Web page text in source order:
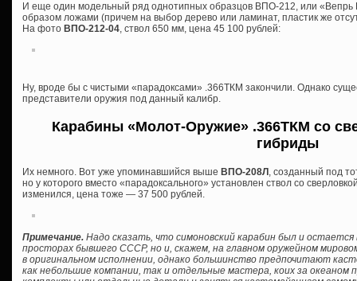
И еще один модельный ряд однотипных образцов ВПО-212, или
образом ложами (причем на выбор дерево или ламинат, пластик же
На фото ВПО-212-04, ствол 650 мм, цена 45 100 рублей:
Ну, вроде бы с чистыми «парадоксами» .366ТКМ закончили. Однако
представители оружия под данный калибр.
Карабины «Молот-Оружие» .366ТКМ со
гибриды
Их немного. Вот уже упоминавшийся выше ВПО-208Л , созданный под
но у которого вместо «парадоксального» установлен ствол со
изменился, цена тоже — 37 500 рублей.
Примечание. Надо сказать, что симоновский карабин был и
просторах бывшего СССР, но и, скажем, на главном оружейном
в оригинальном исполнении, однако большинство предпочитают
как небольшие компании, так и отдельные мастера, коих за океаном